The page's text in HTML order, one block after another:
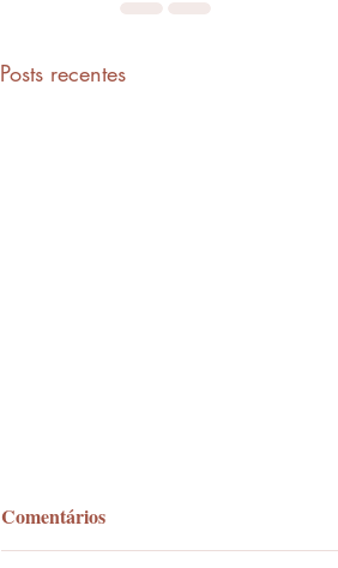
Posts recentes
Comentários